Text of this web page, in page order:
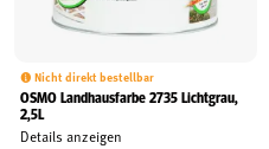
Nicht direkt bestellbar
OSMO Landhausfarbe 2735 Lichtgrau,
2,5L
Details anzeigen